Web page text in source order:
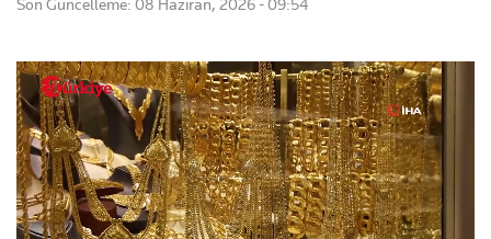
Son Güncelleme: 08 Haziran, 2026 - 09:54